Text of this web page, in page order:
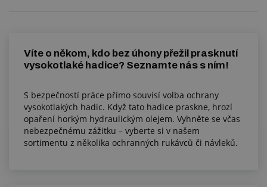
Víte o někom, kdo bez úhony přežil prasknutí
vysokotlaké hadice? Seznamte nás s ním!
S bezpečností práce přímo souvisí volba ochrany
vysokotlakých hadic. Když tato hadice praskne, hrozí
opaření horkým hydraulickým olejem. Vyhněte se včas
nebezpečnému zážitku – vyberte si v našem
sortimentu z několika ochranných rukávců či návleků.